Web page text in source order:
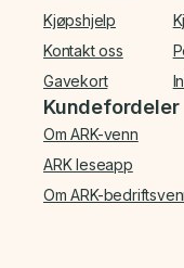
Kjøpshjelp
Kontakt oss
Gavekort
Kundefordeler
Om ARK-venn
ARK leseapp
Om ARK-